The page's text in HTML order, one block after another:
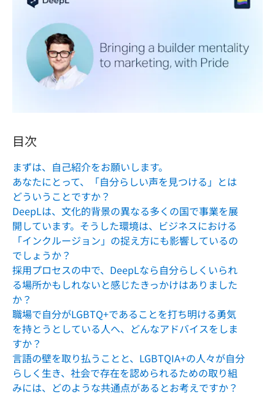
目次
まずは、自己紹介をお願いします。
あなたにとって、「自分らしい声を見つける」とは
どういうことですか？
DeepLは、文化的背景の異なる多くの国で事業を展
開しています。そうした環境は、ビジネスにおける
「インクルージョン」の捉え方にも影響しているの
でしょうか？
採用プロセスの中で、DeepLなら自分らしくいられ
る場所かもしれないと感じたきっかけはありました
か？
職場で自分がLGBTQ+であることを打ち明ける勇気
を持とうとしている人へ、どんなアドバイスをしま
すか？
言語の壁を取り払うことと、LGBTQIA+の人々が自分
らしく生き、社会で存在を認められるための取り組
みには、どのような共通点があるとお考えですか？